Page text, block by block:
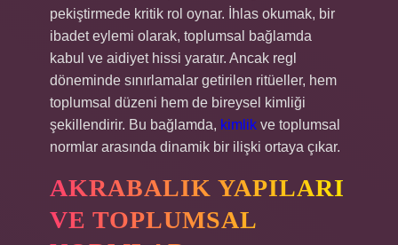
pekiştirmede kritik rol oynar. İhlas okumak, bir
ibadet eylemi olarak, toplumsal bağlamda
kabul ve aidiyet hissi yaratır. Ancak regl
döneminde sınırlamalar getirilen ritüeller, hem
toplumsal düzeni hem de bireysel kimliği
şekillendirir. Bu bağlamda, kimlik ve toplumsal
normlar arasında dinamik bir ilişki ortaya çıkar.
AKRABALIK YAPILARI
VE TOPLUMSAL